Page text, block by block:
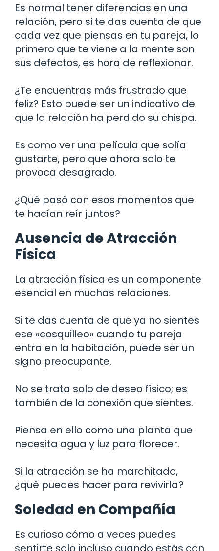
Es normal tener diferencias en una
relación, pero si te das cuenta de que
cada vez que piensas en tu pareja, lo
primero que te viene a la mente son
sus defectos, es hora de reflexionar.
¿Te encuentras más frustrado que
feliz? Esto puede ser un indicativo de
que la relación ha perdido su chispa.
Es como ver una película que solía
gustarte, pero que ahora solo te
provoca desagrado.
¿Qué pasó con esos momentos que
te hacían reír juntos?
Ausencia de Atracción
Física
La atracción física es un componente
esencial en muchas relaciones.
Si te das cuenta de que ya no sientes
ese «cosquilleo» cuando tu pareja
entra en la habitación, puede ser un
signo preocupante.
No se trata solo de deseo físico; es
también de la conexión que sientes.
Piensa en ello como una planta que
necesita agua y luz para florecer.
Si la atracción se ha marchitado,
¿qué puedes hacer para revivirla?
Soledad en Compañía
Es curioso cómo a veces puedes
sentirte solo incluso cuando estás con